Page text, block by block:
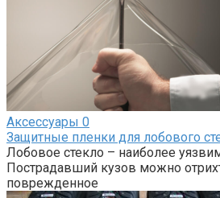
Аксессуары 0
Защитные пленки для лобового
Лобовое стекло – наиболее
Пострадавший кузов можно
поврежденное